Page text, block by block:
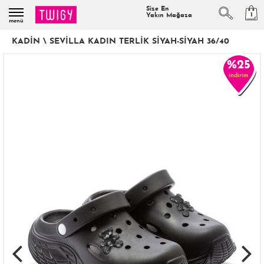
menü
Size En
Yakın Mağaza
1
KADIN \ SEVILLA KADIN TERLIK SIYAH-SIYAH 36/40
%25
indirim